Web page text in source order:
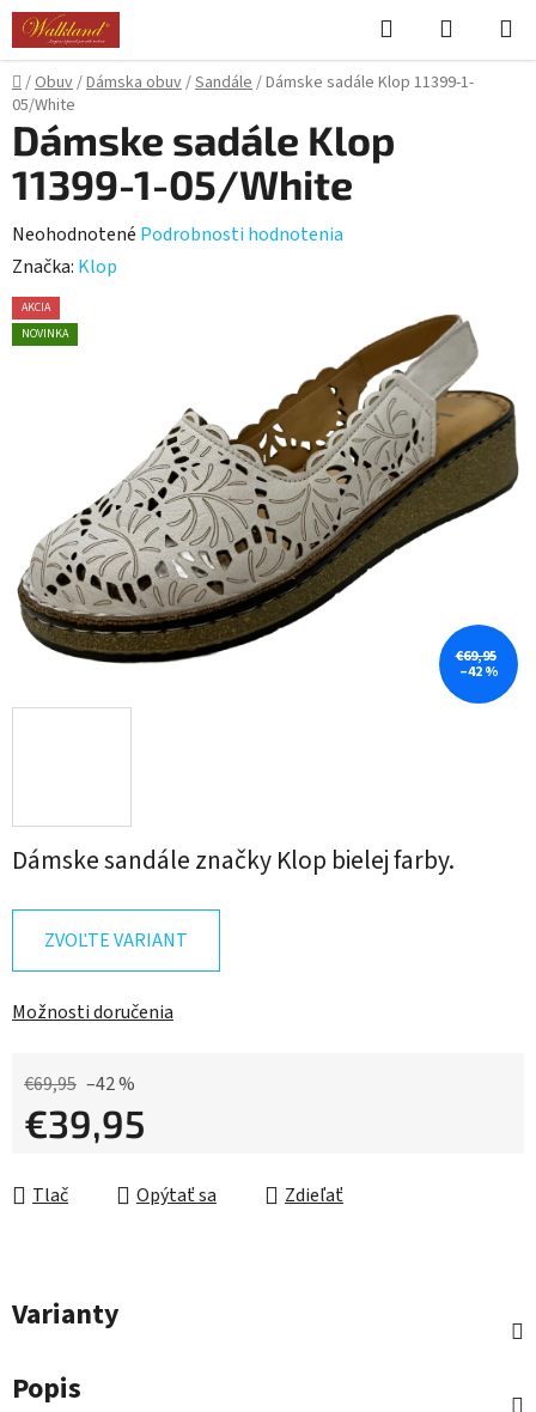
Prejsť
obsah
Hľadať
KOŠÍK
Domov
/Obuv/Dámska obuv/Sandále/Dámske sadále Klop 11399-1-
05/White
Dámske sandále značky Klop bielej farby.
ZVOĽTE VARIANT
Možnosti doručenia
€69,95 –42 %
€39,95
Tlač
Opýtať sa Zdieľať
Dámske sadále Klop
11399-1-05/White
Priemerné
hodnotenie
produktu
je
Neohodnotené Podrobnosti hodnotenia
Značka: Klop
AKCIA
NOVINKA
€69,95
–42 %
Varianty
Popis